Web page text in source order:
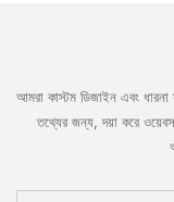
আমরা কাস্টম ডিজাইন এবং
তথ্যের জন্য, দয়া করে